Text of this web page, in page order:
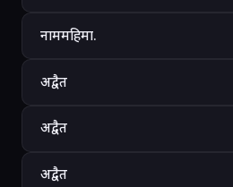
नाममहिमा.
अद्वैत
अद्वैत
अद्वैत